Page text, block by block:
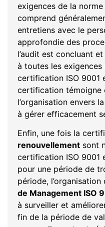
exigences de la
comprend
entretiens avec le
approfondie des
l’audit est concluant
à toutes les exigences
certification ISO 9001
certification témoigne
l’organisation envers
à gérer efficacement
Enfin, une fois la
renouvellement sont
certification ISO 9001
pour une période de
période,
de Management ISO
à surveiller et
fin de la période de